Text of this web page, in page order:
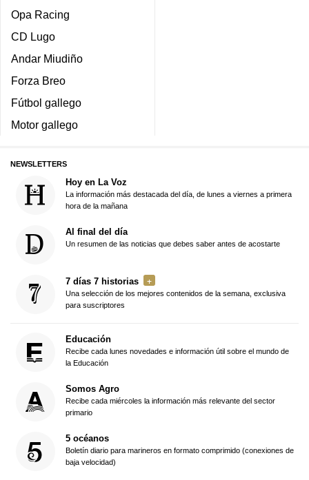
Opa Racing
CD Lugo
Andar Miudiño
Forza Breo
Fútbol gallego
Motor gallego
NEWSLETTERS
Hoy en La Voz
La información más destacada del día, de lunes a viernes a primera
hora de la mañana
Al final del día
Un resumen de las noticias que debes saber antes de acostarte
7 días 7 historias
Una selección de los mejores contenidos de la semana, exclusiva
para suscriptores
Educación
Recibe cada lunes novedades e información útil sobre el mundo de
la Educación
Somos Agro
Recibe cada miércoles la información más relevante del sector
primario
5 océanos
Boletín diario para marineros en formato comprimido (conexiones de
baja velocidad)